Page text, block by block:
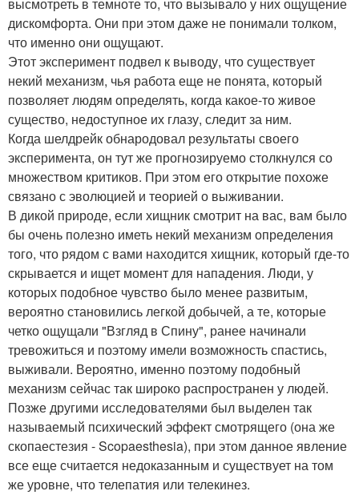
высмотреть в темноте то, что вызывало у них ощущение
дискомфорта. Они при этом даже не понимали толком,
что именно они ощущают.
Этот эксперимент подвел к выводу, что существует
некий механизм, чья работа еще не понята, который
позволяет людям определять, когда какое-то живое
существо, недоступное их глазу, следит за ним.
Когда шелдрейк обнародовал результаты своего
эксперимента, он тут же прогнозируемо столкнулся со
множеством критиков. При этом его открытие похоже
связано с эволюцией и теорией о выживании.
В дикой природе, если хищник смотрит на вас, вам было
бы очень полезно иметь некий механизм определения
того, что рядом с вами находится хищник, который где-то
скрывается и ищет момент для нападения. Люди, у
которых подобное чувство было менее развитым,
вероятно становились легкой добычей, а те, которые
четко ощущали "Взгляд в Спину", ранее начинали
тревожиться и поэтому имели возможность спастись,
выживали. Вероятно, именно поэтому подобный
механизм сейчас так широко распространен у людей.
Позже другими исследователями был выделен так
называемый психический эффект смотрящего (она же
скопаестезия - Scopaesthesia), при этом данное явление
все еще считается недоказанным и существует на том
же уровне, что телепатия или телекинез.